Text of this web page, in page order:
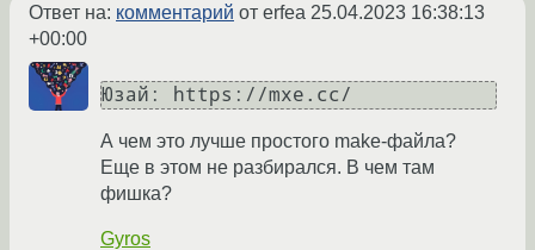
Ответ на: комментарий от erfea 25.04.2023 16:38:13
+00:00
Юзай: https://mxe.cc/
А чем это лучше простого make-файла?
Еще в этом не разбирался. В чем там
фишка?
Gyros